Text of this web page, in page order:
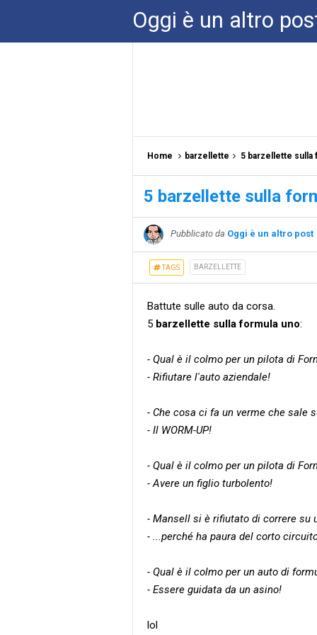
Oggi è un altro
Home barzellette 5 barzellette sulla
5 barzellette sulla
Pubblicato da Oggi è un altro post
TAGS BARZELLETTE
Battute sulle auto da corsa.
5 barzellette sulla formula uno:
- Qual è il colmo per un pilota di
- Rifiutare l'auto aziendale!
- Che cosa ci fa un verme che sale
- Il WORM-UP!
- Qual è il colmo per un pilota di
- Avere un figlio turbolento!
- Mansell si è rifiutato di correre su
- ...perché ha paura del corto
- Qual è il colmo per un auto di
- Essere guidata da un asino!
lol